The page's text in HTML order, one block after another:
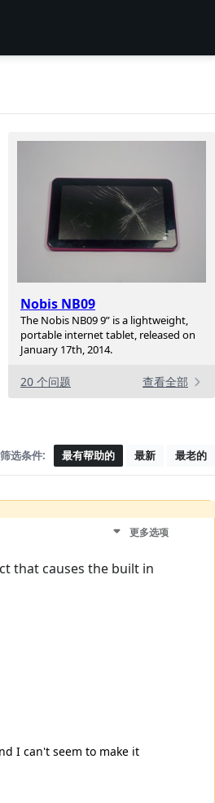
Nobis NB09
The Nobis NB09 9” is a lightweight,
portable internet tablet, released on
January 17th, 2014.
20 个问题 查看全部
筛选条件: 最有帮助的 最新 最老的
更多选项
that causes the built in
I can't seem to make it